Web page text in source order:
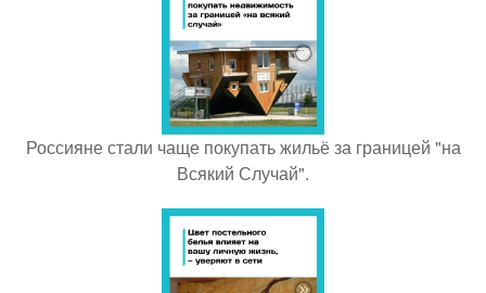
Россияне стали чаще покупать жильё за границей "на
Всякий Случай".